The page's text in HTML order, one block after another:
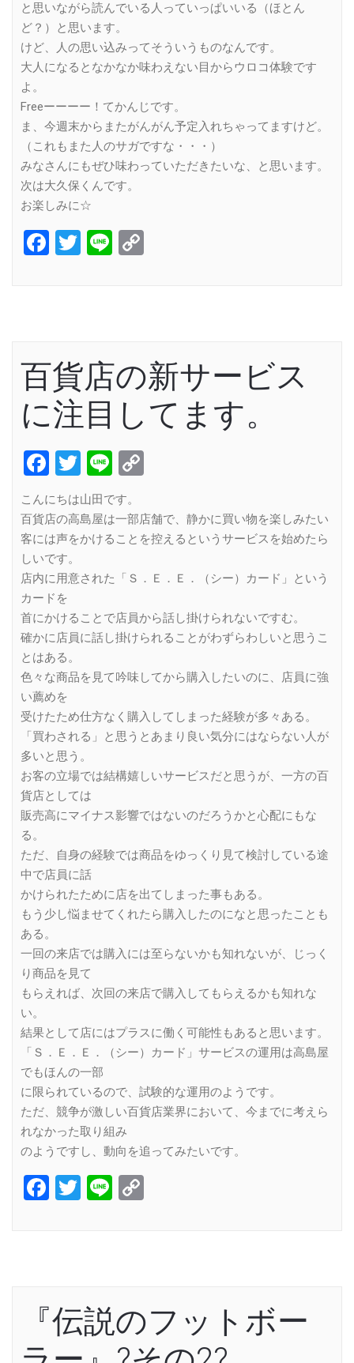
と思いながら読んでいる人っていっぱいいる（ほとん
ど？）と思います。
けど、人の思い込みってそういうものなんです。
大人になるとなかなか味わえない目からウロコ体験です
よ。
Freeーーーー！てかんじです。
ま、今週末からまたがんがん予定入れちゃってますけど。
（これもまた人のサガですな・・・）
みなさんにもぜひ味わっていただきたいな、と思います。
次は大久保くんです。
お楽しみに☆
Facebook
Twitter
Line
百貨店の新サービス
に注目してます。
Facebook
Twitter
Line
こんにちは山田です。
百貨店の高島屋は一部店舗で、静かに買い物を楽しみたい
客には声をかけることを控えるというサービスを始めたら
しいです。
店内に用意された「Ｓ．Ｅ．Ｅ．（シー）カード」という
カードを
首にかけることで店員から話し掛けられないですむ。
確かに店員に話し掛けられることがわずらわしいと思うこ
とはある。
色々な商品を見て吟味してから購入したいのに、店員に強
い薦めを
受けたため仕方なく購入してしまった経験が多々ある。
「買わされる」と思うとあまり良い気分にはならない人が
多いと思う。
お客の立場では結構嬉しいサービスだと思うが、一方の百
貨店としては
販売高にマイナス影響ではないのだろうかと心配にもな
る。
ただ、自身の経験では商品をゆっくり見て検討している途
中で店員に話
かけられたために店を出てしまった事もある。
もう少し悩ませてくれたら購入したのになと思ったことも
ある。
一回の来店では購入には至らないかも知れないが、じっく
り商品を見て
もらえれば、次回の来店で購入してもらえるかも知れな
い。
結果として店にはプラスに働く可能性もあると思います。
「Ｓ．Ｅ．Ｅ．（シー）カード」サービスの運用は高島屋
でもほんの一部
に限られているので、試験的な運用のようです。
ただ、競争が激しい百貨店業界において、今までに考えら
れなかった取り組み
のようですし、動向を追ってみたいです。
Facebook
Twitter
Line
『伝説のフットボー